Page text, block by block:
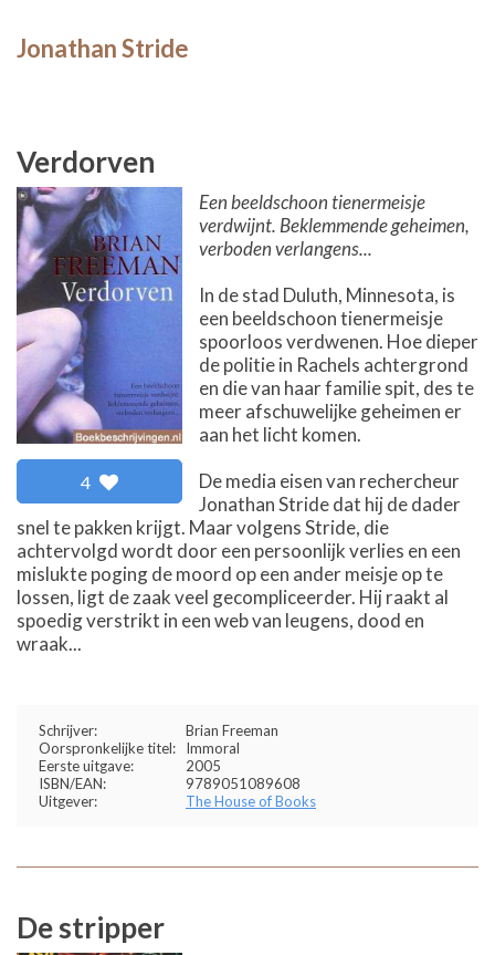
Jonathan Stride
Verdorven
4
Een beeldschoon tienermeisje
verdwijnt. Beklemmende geheimen,
verboden verlangens...
In de stad Duluth, Minnesota, is
een beeldschoon tienermeisje
spoorloos verdwenen. Hoe dieper
de politie in Rachels achtergrond
en die van haar familie spit, des te
meer afschuwelijke geheimen er
aan het licht komen.
De media eisen van rechercheur
Jonathan Stride dat hij de dader
snel te pakken krijgt. Maar volgens Stride, die
achtervolgd wordt door een persoonlijk verlies en een
mislukte poging de moord op een ander meisje op te
lossen, ligt de zaak veel gecompliceerder. Hij raakt al
spoedig verstrikt in een web van leugens, dood en
wraak...
Schrijver:
Brian Freeman
Oorspronkelijke titel:
Immoral
Eerste uitgave:
2005
ISBN/EAN:
9789051089608
Uitgever:
The House of Books
De stripper